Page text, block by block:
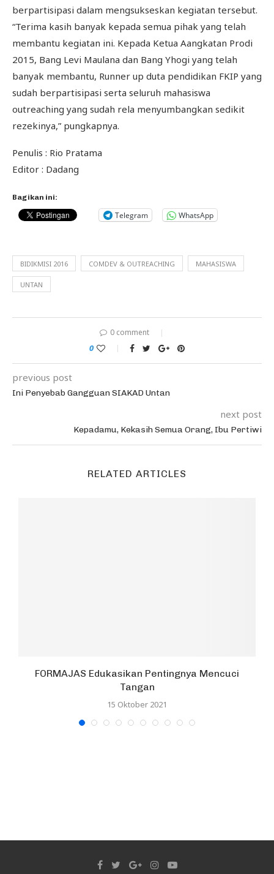
berpartisipasi dalam mengsukseskan kegiatan tersebut.
“Terima kasih banyak kepada semua pihak yang telah
membantu kegiatan ini. Kepada Ketua Aangkatan Prodi
2015, Bang Levi Maulana dan Bang Yhogi yang telah
banyak membantu, Runner up duta pendidikan FKIP yang
sudah berpartisipasi serta seluruh mahasiswa
outreaching yang sudah rela menyumbangkan sedikit
rezekinya,” pungkapnya.
Penulis : Rio Pratama
Editor : Dadang
Bagikan ini:
Telegram WhatsApp
BIDIKMISI 2016 COMDEV & OUTREACHING MAHASISWA
UNTAN
0 comment
0
previous post
Ini Penyebab Gangguan SIAKAD Untan
next post
Kepadamu, Kekasih Semua Orang, Ibu Pertiwi
RELATED ARTICLES
FORMAJAS Edukasikan Pentingnya Mencuci
Tangan
15 Oktober 2021